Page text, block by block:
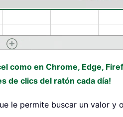
como en Chrome, Edge,
de clics del ratón cada día!
le permite buscar un valor y